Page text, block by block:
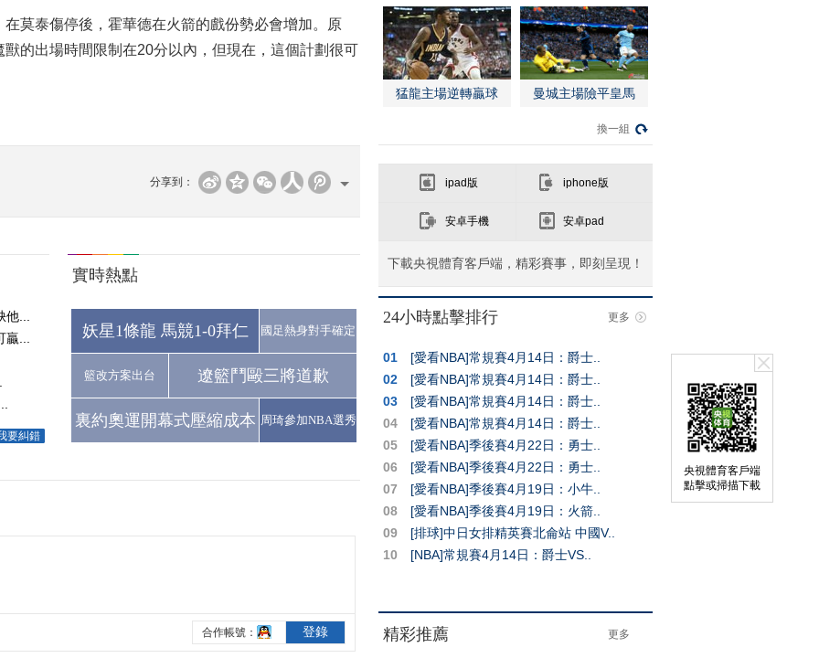
央視體育客戶端
點擊或掃描下載
泰傷停後，霍華德在火箭的戲份勢必會增加。原
的出場時間限制在20分以內，但現在，這個計劃很可
分享到：
...
...
要糾錯
實時熱點
妖星1條龍 馬競1-0拜仁 國足熱身對手確定
籃改方案出台 遼籃鬥毆三將道歉
裏約奧運開幕式壓縮成本 周琦參加NBA選秀
猛龍主場逆轉贏球 曼城主場險平皇馬
換一組
ipad版 iphone版
安卓手機 安卓pad
下載央視體育客戶端，精彩賽事，即刻呈現！
24小時點擊排行 更多
01
[愛看NBA]常規賽4月14日：爵士..
02
[愛看NBA]常規賽4月14日：爵士..
03
[愛看NBA]常規賽4月14日：爵士..
04
[愛看NBA]常規賽4月14日：爵士..
05
[愛看NBA]季後賽4月22日：勇士..
06
[愛看NBA]季後賽4月22日：勇士..
07
[愛看NBA]季後賽4月19日：小牛..
08
[愛看NBA]季後賽4月19日：火箭..
09
[排球]中日女排精英賽北侖站 中國V..
10
[NBA]常規賽4月14日：爵士VS..